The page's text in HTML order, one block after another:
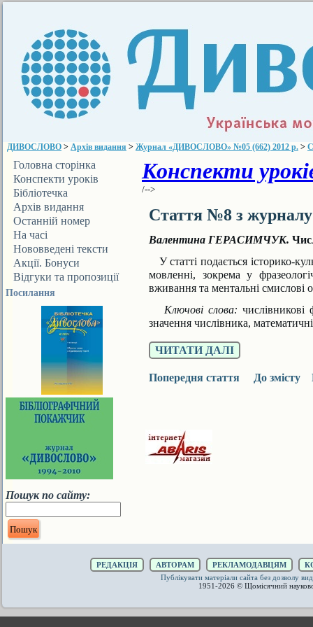
ДИВОСЛОВО > Архів видання > Журнал «ДИВОСЛОВО» №05 (662) 2012 р. >
Головна сторінка
Конспекти уроків
Бібліотечка
ДИВОСЛОВА
Архів видання
Останній номер
На часі
Нововведені тексти
Акції. Бонуси
Відгуки та пропозиції
Посилання
Пошук по сайту:
Конспекти
/-->
Стаття №8 з
Валентина ГЕРАСИМЧУК.
У статті подається історико-
мовленні, зокрема у
вживання та ментальні смислові
Ключові слова: числівникові
значення числівника, математичні
ЧИТАТИ ДАЛІ
Попередня стаття До змісту
РЕДАКЦІЯ АВТОРАМ РЕКЛАМОДАВЦЯМ
Публікувати матеріали сайта без дозволу
1951-2026 © Щомісячний